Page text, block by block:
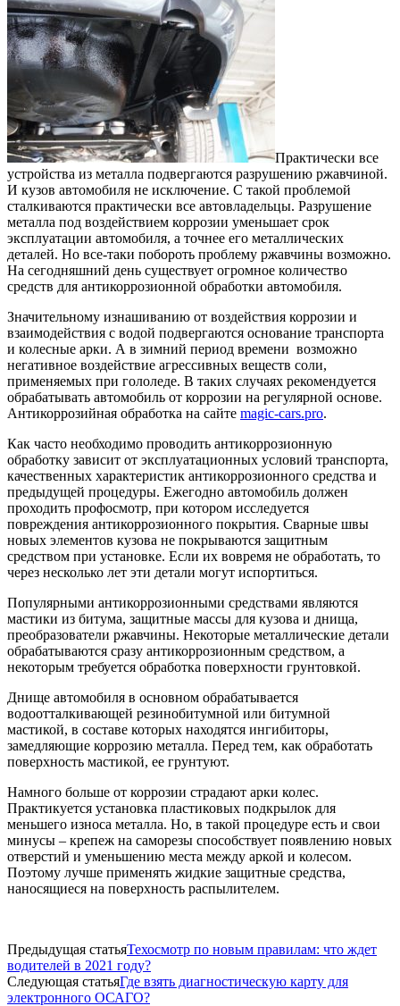
Практически все
устройства из металла подвергаются разрушению ржавчиной.
И кузов автомобиля не исключение. С такой проблемой
сталкиваются практически все автовладельцы. Разрушение
металла под воздействием коррозии уменьшает срок
эксплуатации автомобиля, а точнее его металлических
деталей. Но все-таки побороть проблему ржавчины возможно.
На сегодняшний день существует огромное количество
средств для антикоррозионной обработки автомобиля.
Значительному изнашиванию от воздействия коррозии и
взаимодействия с водой подвергаются основание транспорта
и колесные арки. А в зимний период времени возможно
негативное воздействие агрессивных веществ соли,
применяемых при гололеде. В таких случаях рекомендуется
обрабатывать автомобиль от коррозии на регулярной основе.
Антикоррозийная обработка на сайте magic-cars.pro.
Как часто необходимо проводить антикоррозионную
обработку зависит от эксплуатационных условий транспорта,
качественных характеристик антикоррозионного средства и
предыдущей процедуры. Ежегодно автомобиль должен
проходить профосмотр, при котором исследуется
повреждения антикоррозионного покрытия. Сварные швы
новых элементов кузова не покрываются защитным
средством при установке. Если их вовремя не обработать, то
через несколько лет эти детали могут испортиться.
Популярными антикоррозионными средствами являются
мастики из битума, защитные массы для кузова и днища,
преобразователи ржавчины. Некоторые металлические детали
обрабатываются сразу антикоррозионным средством, а
некоторым требуется обработка поверхности грунтовкой.
Днище автомобиля в основном обрабатывается
водоотталкивающей резинобитумной или битумной
мастикой, в составе которых находятся ингибиторы,
замедляющие коррозию металла. Перед тем, как обработать
поверхность мастикой, ее грунтуют.
Намного больше от коррозии страдают арки колес.
Практикуется установка пластиковых подкрылок для
меньшего износа металла. Но, в такой процедуре есть и свои
минусы – крепеж на саморезы способствует появлению новых
отверстий и уменьшению места между аркой и колесом.
Поэтому лучше применять жидкие защитные средства,
наносящиеся на поверхность распылителем.
Предыдущая статьяТехосмотр по новым правилам: что ждет
водителей в 2021 году?
Следующая статьяГде взять диагностическую карту для
электронного ОСАГО?